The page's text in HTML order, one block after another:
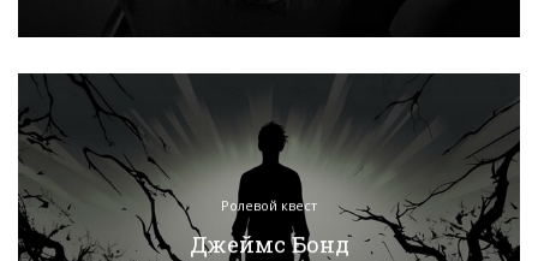
Ролевой квест
Джеймс Бонд